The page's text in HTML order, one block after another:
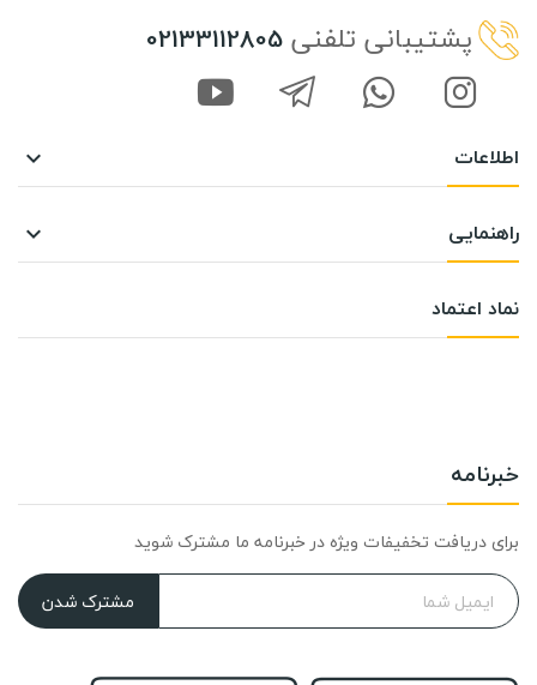
پشتیبانی تلفنی 02133112805
اطلاعات 
راهنمایی 
نماد اعتماد
خبرنامه
برای دریافت تخفیفات ویژه در خبرنامه ما مشترک شوید
مشترک شدن